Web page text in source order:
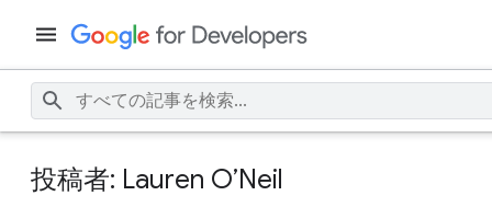
投稿者: Lauren O’Neil